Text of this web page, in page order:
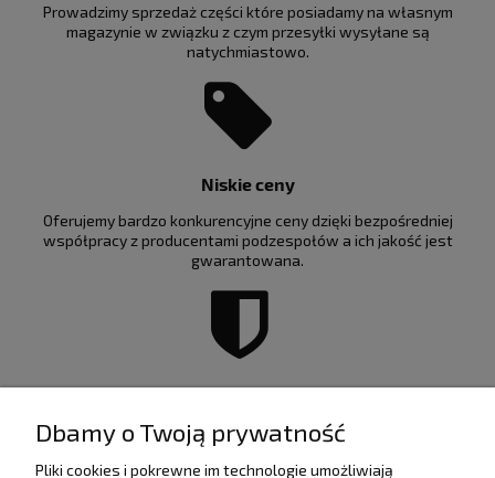
Prowadzimy sprzedaż części które posiadamy na własnym
magazynie w związku z czym przesyłki wysyłane są
natychmiastowo.
Niskie ceny
Oferujemy bardzo konkurencyjne ceny dzięki bezpośredniej
współpracy z producentami podzespołów a ich jakość jest
gwarantowana.
Profesjonalna obsługa
Ważna dla nas jest wysoka jakość obsługi klienta :-)
Dbamy o Twoją prywatność
Pliki cookies i pokrewne im technologie umożliwiają